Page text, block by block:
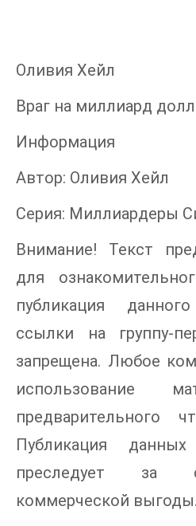
Оливия Хейл
Враг на миллиард
Информация
Автор: Оливия Хейл
Серия: Миллиардеры
Внимание! Текст
для
публикация
ссылки на группу-
запрещена. Любое
использование
предварительного
Публикация
преследует за
коммерческой выгоды.